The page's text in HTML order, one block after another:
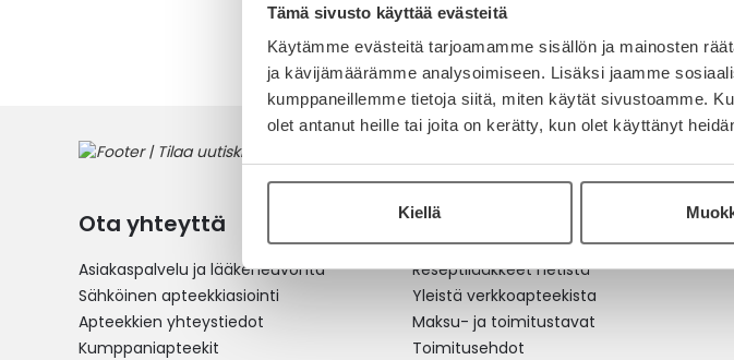
Tämä sivusto käyttää evästeitä
Käytämme evästeitä tarjoamamme sisällön ja mainosten
ja kävijämäärämme analysoimiseen. Lisäksi jaamme
kumppaneillemme tietoja siitä, miten käytät sivustoamme.
olet antanut heille tai joita on kerätty, kun olet käyttänyt
Kiellä
1tuote
Ota yhteyttä
Asiakaspalvelu ja lääkeneuvonta
Sähköinen apteekkiasiointi
Apteekkien yhteystiedot
Kumppaniapteekit
Verkkoapteekki
Reseptilääkkeet netistä
Yleistä verkkoapteekista
Maksu- ja toimitustavat
Toimitusehdot